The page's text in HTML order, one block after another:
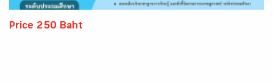
Price 250 Baht